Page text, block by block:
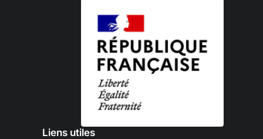
Liens utiles